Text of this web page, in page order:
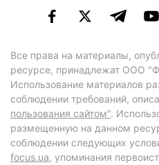
Все права на материалы,
ресурсе, принадлежат ООО
Использование материалов
соблюдении требований,
пользования сайтом".
размещенную на данном
соблюдении следующих
focus.ua, упоминания